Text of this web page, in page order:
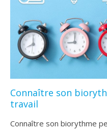
Connaître son
travail
Connaître son biorythme